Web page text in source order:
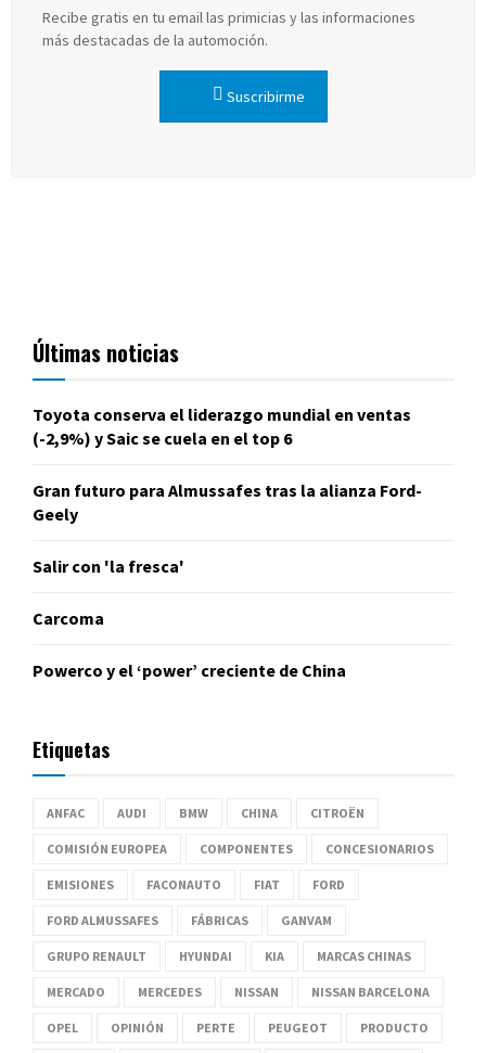
Recibe gratis en tu email las primicias y las informaciones
más destacadas de la automoción.
Suscribirme
Últimas noticias
Toyota conserva el liderazgo mundial en ventas
(-2,9%) y Saic se cuela en el top 6
Gran futuro para Almussafes tras la alianza Ford-
Geely
Salir con 'la fresca'
Carcoma
Powerco y el ‘power’ creciente de China
Etiquetas
ANFAC AUDI BMW CHINA CITROËN
COMISIÓN EUROPEA COMPONENTES CONCESIONARIOS
EMISIONES FACONAUTO FIAT FORD
FORD ALMUSSAFES FÁBRICAS GANVAM
GRUPO RENAULT HYUNDAI KIA MARCAS CHINAS
MERCADO MERCEDES NISSAN NISSAN BARCELONA
OPEL OPINIÓN PERTE PEUGEOT PRODUCTO